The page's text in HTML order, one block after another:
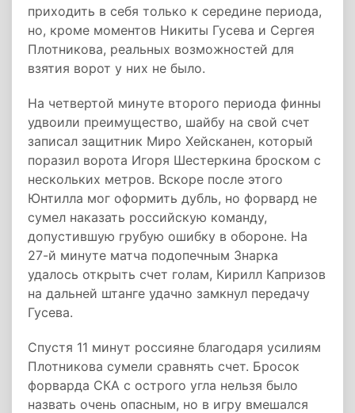
приходить в себя только к середине периода,
но, кроме моментов Никиты Гусева и Сергея
Плотникова, реальных возможностей для
взятия ворот у них не было.
На четвертой минуте второго периода финны
удвоили преимущество, шайбу на свой счет
записал защитник Миро Хейсканен, который
поразил ворота Игоря Шестеркина броском с
нескольких метров. Вскоре после этого
Юнтилла мог оформить дубль, но форвард не
сумел наказать российскую команду,
допустившую грубую ошибку в обороне. На
27-й минуте матча подопечным Знарка
удалось открыть счет голам, Кирилл Капризов
на дальней штанге удачно замкнул передачу
Гусева.
Спустя 11 минут россияне благодаря усилиям
Плотникова сумели сравнять счет. Бросок
форварда СКА с острого угла нельзя было
назвать очень опасным, но в игру вмешался